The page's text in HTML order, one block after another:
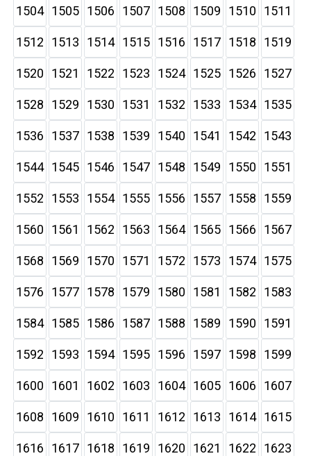
1504 1505 1506 1507 1508 1509 1510 1511
1512 1513 1514 1515 1516 1517 1518 1519
1520 1521 1522 1523 1524 1525 1526 1527
1528 1529 1530 1531 1532 1533 1534 1535
1536 1537 1538 1539 1540 1541 1542 1543
1544 1545 1546 1547 1548 1549 1550 1551
1552 1553 1554 1555 1556 1557 1558 1559
1560 1561 1562 1563 1564 1565 1566 1567
1568 1569 1570 1571 1572 1573 1574 1575
1576 1577 1578 1579 1580 1581 1582 1583
1584 1585 1586 1587 1588 1589 1590 1591
1592 1593 1594 1595 1596 1597 1598 1599
1600 1601 1602 1603 1604 1605 1606 1607
1608 1609 1610 1611 1612 1613 1614 1615
1616 1617 1618 1619 1620 1621 1622 1623